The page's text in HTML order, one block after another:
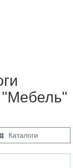
"Мебель"
Каталоги